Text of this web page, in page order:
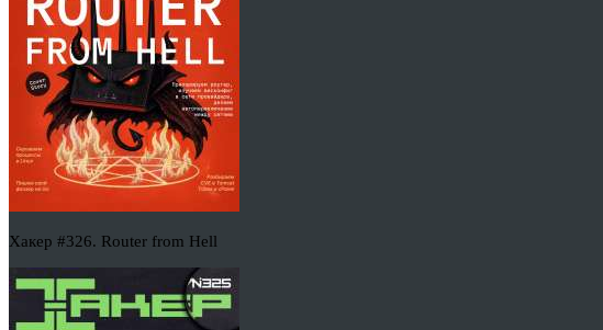
Хакер #326. Router from Hell